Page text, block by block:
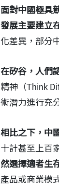
面對中國極具
發展主要建立
化差異，部分
在矽谷，人們
精神（Think
術潛力進行充
相比之下，中
十計甚至上百
然選擇適者生
產品或商業模